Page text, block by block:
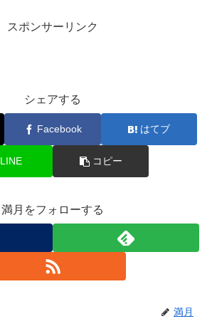
スポンサーリンク
シェアする
Facebook はてブ
LINE コピー
満月をフォローする
満月